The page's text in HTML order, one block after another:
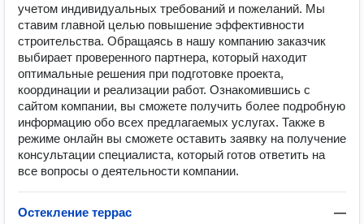
учетом индивидуальных требований и пожеланий. Мы
ставим главной целью повышение эффективности
строительства. Обращаясь в нашу компанию заказчик
выбирает проверенного партнера, который находит
оптимальные решения при подготовке проекта,
координации и реализации работ. Ознакомившись с
сайтом компании, вы сможете получить более подробную
информацию обо всех предлагаемых услугах. Также в
режиме онлайн вы сможете оставить заявку на получение
консультации специалиста, который готов ответить на
все вопросы о деятельности компании.
Остекление террас —